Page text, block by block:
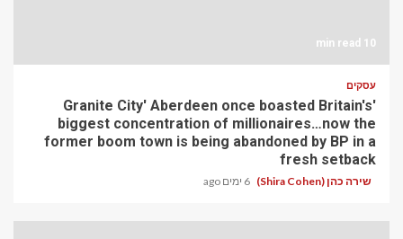
10 min read
עסקים
'Granite City' Aberdeen once boasted Britain's
biggest concentration of millionaires…now the
former boom town is being abandoned by BP in a
fresh setback
שירה כהן (Shira Cohen) 6 ימים ago